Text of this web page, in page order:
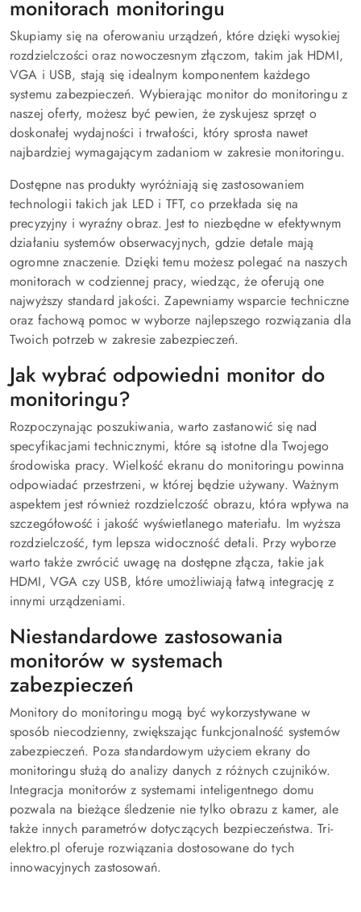
monitorach monitoringu
Skupiamy się na oferowaniu urządzeń, które dzięki wysokiej
rozdzielczości oraz nowoczesnym złączom, takim jak HDMI,
VGA i USB, stają się idealnym komponentem każdego
systemu zabezpieczeń. Wybierając monitor do monitoringu z
naszej oferty, możesz być pewien, że zyskujesz sprzęt o
doskonałej wydajności i trwałości, który sprosta nawet
najbardziej wymagającym zadaniom w zakresie monitoringu.
Dostępne nas produkty wyróżniają się zastosowaniem
technologii takich jak LED i TFT, co przekłada się na
precyzyjny i wyraźny obraz. Jest to niezbędne w efektywnym
działaniu systemów obserwacyjnych, gdzie detale mają
ogromne znaczenie. Dzięki temu możesz polegać na naszych
monitorach w codziennej pracy, wiedząc, że oferują one
najwyższy standard jakości. Zapewniamy wsparcie techniczne
oraz fachową pomoc w wyborze najlepszego rozwiązania dla
Twoich potrzeb w zakresie zabezpieczeń.
Jak wybrać odpowiedni monitor do
monitoringu?
Rozpoczynając poszukiwania, warto zastanowić się nad
specyfikacjami technicznymi, które są istotne dla Twojego
środowiska pracy. Wielkość ekranu do monitoringu powinna
odpowiadać przestrzeni, w której będzie używany. Ważnym
aspektem jest również rozdzielczość obrazu, która wpływa na
szczegółowość i jakość wyświetlanego materiału. Im wyższa
rozdzielczość, tym lepsza widoczność detali. Przy wyborze
warto także zwrócić uwagę na dostępne złącza, takie jak
HDMI, VGA czy USB, które umożliwiają łatwą integrację z
innymi urządzeniami.
Niestandardowe zastosowania
monitorów w systemach
zabezpieczeń
Monitory do monitoringu mogą być wykorzystywane w
sposób niecodzienny, zwiększając funkcjonalność systemów
zabezpieczeń. Poza standardowym użyciem ekrany do
monitoringu służą do analizy danych z różnych czujników.
Integracja monitorów z systemami inteligentnego domu
pozwala na bieżące śledzenie nie tylko obrazu z kamer, ale
także innych parametrów dotyczących bezpieczeństwa. Tri-
elektro.pl oferuje rozwiązania dostosowane do tych
innowacyjnych zastosowań.